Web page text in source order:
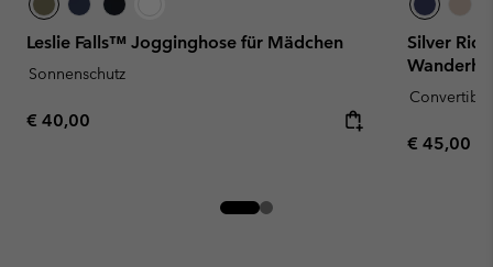
Leslie Falls™ Jogginghose für Mädchen
Sonnenschutz
Regular price:
€ 40,00
Silver
Convertible
Regular
€ 45,00